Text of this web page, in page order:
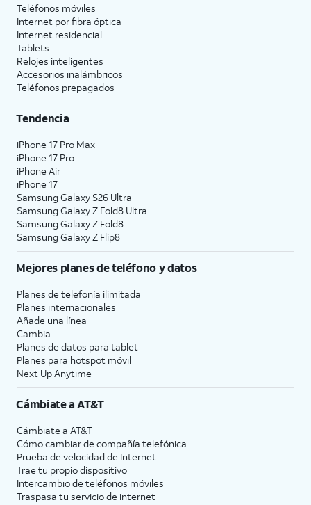
Teléfonos móviles
Internet por fibra óptica
Internet residencial
Tablets
Relojes inteligentes
Accesorios inalámbricos
Teléfonos prepagados
Tendencia
iPhone 17 Pro Max
iPhone 17 Pro
iPhone Air
iPhone 17
Samsung Galaxy S26 Ultra
Samsung Galaxy Z Fold8 Ultra
Samsung Galaxy Z Fold8
Samsung Galaxy Z Flip8
Mejores planes de teléfono y datos
Planes de telefonía ilimitada
Planes internacionales
Añade una línea
Cambia
Planes de datos para tablet
Planes para hotspot móvil
Next Up Anytime
Cámbiate aAT&T
Cámbiate a AT&T
Cómo cambiar de compañía telefónica
Prueba de velocidad de Internet
Trae tu propio dispositivo
Intercambio de teléfonos móviles
Traspasa tu servicio de internet